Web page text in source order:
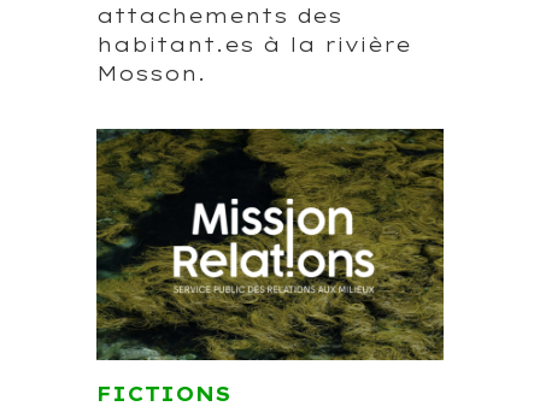
attachements des
habitant.es à la rivière
Mosson.
FICTIONS